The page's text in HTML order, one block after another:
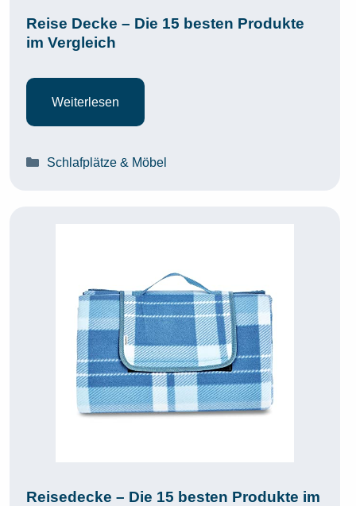
Reise Decke – Die 15 besten Produkte
im Vergleich
Weiterlesen
Kategorien
Schlafplätze & Möbel
Reisedecke – Die 15 besten Produkte im